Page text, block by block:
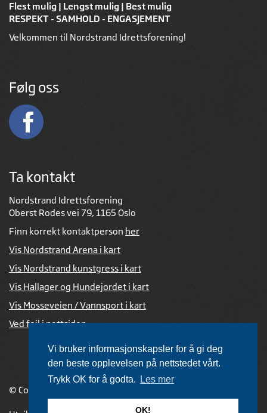
Vi bruker informasjonskapsler for å gi deg
den beste opplevelsen på nettstedet vårt.
Trykk OK for å godta.
Les mer
OK!
Flest mulig | Lengst mulig | Best mulig
RESPEKT - SAMHOLD - ENGASJEMENT
Velkommen til Nordstrand Idrettsforening!
Følg oss
Ta kontakt
Nordstrand Idrettsforening
Oberst Rodes vei 79, 1165 Oslo
Finn korrekt kontaktperson her
Vis Nordstrand Arena i kart
Vis Nordstrand kunstgress i kart
Vis Hallager og Hundejordet i kart
Vis Mosseveien / Vannsport i kart
Ved feil i nettsiden
© Copyright 2026 |